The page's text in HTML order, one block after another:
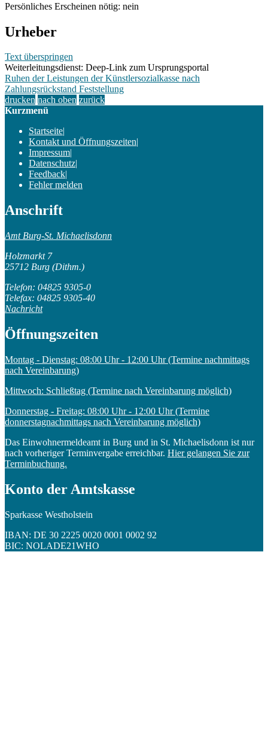
Persönliches Erscheinen nötig: nein
Urheber
Text überspringen
Weiterleitungsdienst: Deep-Link zum Ursprungsportal
Ruhen der Leistungen der Künstlersozialkasse nach
Zahlungsrückstand Feststellung
drucken nach oben zurück
Kurzmenü
Startseite|
Kontakt und Öffnungszeiten|
Impressum|
Datenschutz|
Feedback|
Fehler melden
Anschrift
Amt Burg-St. Michaelisdonn
Holzmarkt 7
25712 Burg (Dithm.)
Telefon: 04825 9305-0
Telefax: 04825 9305-40
Nachricht
Öffnungszeiten
Montag - Dienstag: 08:00 Uhr - 12:00 Uhr (Termine nachmittags
nach Vereinbarung)
Mittwoch: Schließtag (Termine nach Vereinbarung möglich)
Donnerstag - Freitag: 08:00 Uhr - 12:00 Uhr (Termine
donnerstagnachmittags nach Vereinbarung möglich)
Das Einwohnermeldeamt in Burg und in St. Michaelisdonn ist nur
nach vorheriger Terminvergabe erreichbar. Hier gelangen Sie zur
Terminbuchung.
Konto der Amtskasse
Sparkasse Westholstein
IBAN: DE 30 2225 0020 0001 0002 92
BIC: NOLADE21WHO